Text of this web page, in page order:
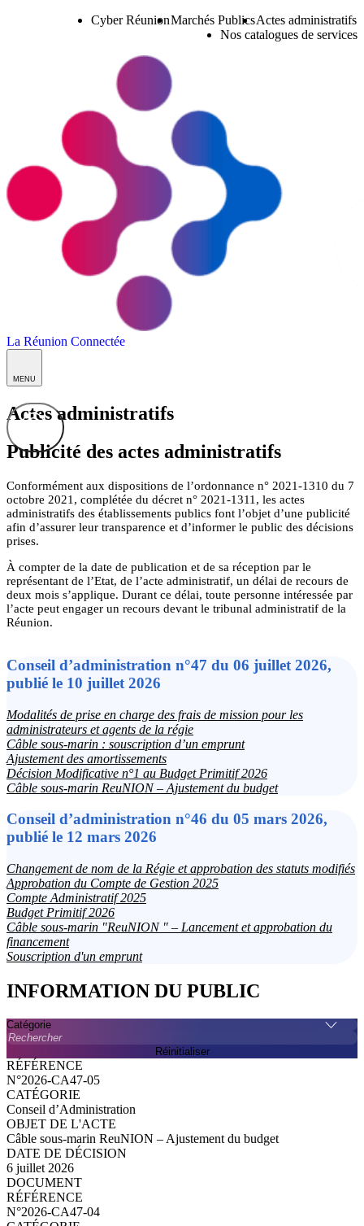
Cyber RéunionMarchés PublicsActes administratifs
Nos catalogues de services
La Réunion Connectée
MENU
Actes administratifs
Publicité des actes administratifs
Conformément aux dispositions de l’ordonnance n° 2021-1310 du 7
octobre 2021, complétée du décret n° 2021-1311, les actes
administratifs des établissements publics font l’objet d’une publicité
afin d’assurer leur transparence et d’informer le public des décisions
prises.
À compter de la date de publication et de sa réception par le
représentant de l’Etat, de l’acte administratif, un délai de recours de
deux mois s’applique. Durant ce délai, toute personne intéressée par
l’acte peut engager un recours devant le tribunal administratif de la
Réunion.
Conseil d’administration n°47 du 06 juillet 2026,
publié le 10 juillet 2026
Modalités de prise en charge des frais de mission pour les
administrateurs et agents de la régie
Câble sous-marin : souscription d’un emprunt
Ajustement des amortissements
Décision Modificative n°1 au Budget Primitif 2026
Câble sous-marin ReuNION – Ajustement du budget
Conseil d’administration n°46 du 05 mars 2026,
publié le 12 mars 2026
Changement de nom de la Régie et approbation des statuts modifiés
Approbation du Compte de Gestion 2025
Compte Administratif 2025
Budget Primitif 2026
Câble sous-marin "ReuNION " – Lancement et approbation du
financement
Souscription d'un emprunt
INFORMATION DU PUBLIC
Catégorie
Rechercher
Réinitialiser
N°2026-CA47-05
Conseil d’Administration
Câble sous-marin ReuNION – Ajustement du budget
6 juillet 2026
N°2026-CA47-04